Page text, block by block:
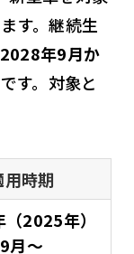
す。継続生
2028年9月か
です。対象と
用時期
2025年）
9月～